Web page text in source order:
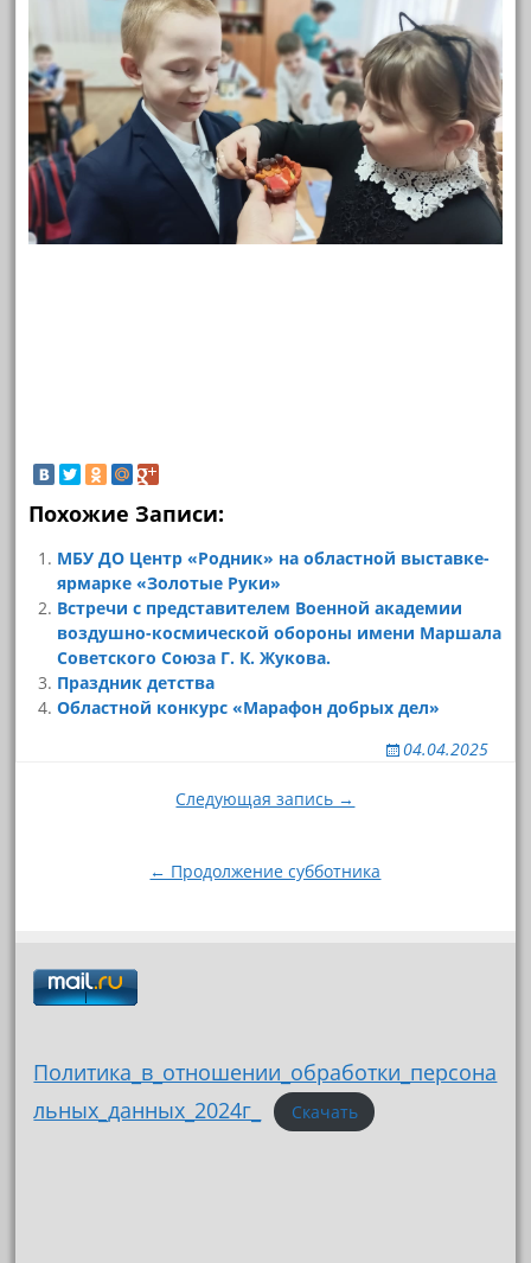
Похожие Записи:
МБУ ДО Центр «Родник» на областной выставке-
ярмарке «Золотые Руки»
Встречи с представителем Военной академии
воздушно-космической обороны имени Маршала
Советского Союза Г. К. Жукова.
Праздник детства
Областной конкурс «Марафон добрых дел»
04.04.2025
Следующая запись →
← Продолжение субботника
Политика_в_отношении_обработки_персона
льных_данных_2024г_
Скачать